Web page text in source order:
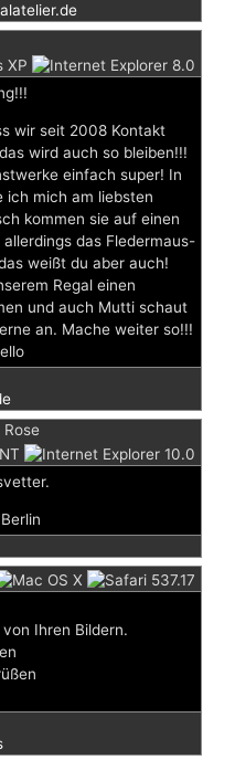
wir seit 2008 Kontakt
wird auch so bleiben!!!
einfach super! In
ich mich am liebsten
kommen sie auf einen
das Fledermaus-
weißt du aber auch!
Regal einen
und auch Mutti schaut
an. Mache weiter so!!!
Ihren Bildern.